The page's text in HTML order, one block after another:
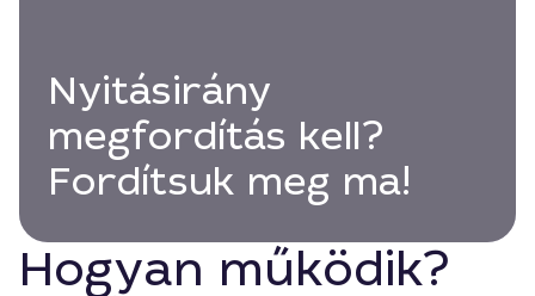
Nyitásirány
megfordítás kell?
Fordítsuk meg ma!
Hogyan működik?